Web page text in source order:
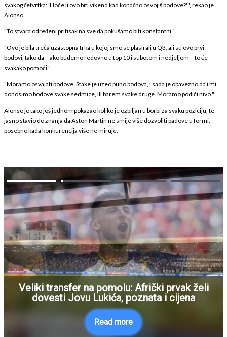
svakog četvrtka: 'Hoće li ovo biti vikend kad konačno osvojiš bodove?'", rekao je
Alonso.
"To stvara određeni pritisak na sve da pokušamo biti konstantni."
"Ovo je bila treća uzastopna trka u kojoj smo se plasirali u Q3, ali su ovo prvi
bodovi, tako da – ako budemo redovno u top 10 i subotom i nedjeljom – to će
svakako pomoći."
"Moramo osvajati bodove. Stake je uzeo puno bodova, i sada je obavezno da i mi
donosimo bodove svake sedmice, ili barem svake druge. Moramo podići nivo."
Alonso je tako još jednom pokazao koliko je ozbiljan u borbi za svaku poziciju, te
jasno stavio do znanja da Aston Martin ne smije više dozvoliti padove u formi,
posebno kada konkurencija više ne miruje.
Veliki transfer na pomolu: Afrički prvak želi
dovesti Jovu Lukića, poznata i cijena
Read more